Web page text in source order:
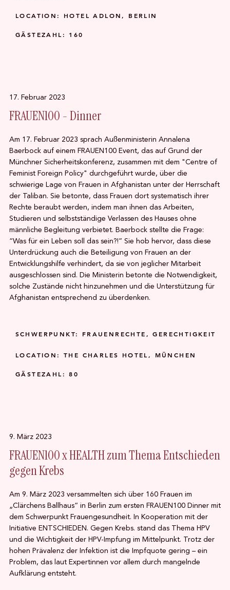
LOCATION: HOTEL ADLON, BERLIN
GÄSTEZAHL: 160
17. Februar 2023
FRAUEN100 - Dinner
Am 17. Februar 2023 sprach Außenministerin Annalena
Baerbock auf einem FRAUEN100 Event, das auf Grund der
Münchner Sicherheitskonferenz, zusammen mit dem "Centre of
Feminist Foreign Policy" durchgeführt wurde, über die
schwierige Lage von Frauen in Afghanistan unter der Herrschaft
der Taliban. Sie betonte, dass Frauen dort systematisch ihrer
Rechte beraubt werden, indem man ihnen das Arbeiten,
Studieren und selbstständige Verlassen des Hauses ohne
männliche Begleitung verbietet. Baerbock stellte die Frage:
“Was für ein Leben soll das sein?!” Sie hob hervor, dass diese
Unterdrückung auch die Beteiligung von Frauen an der
Entwicklungshilfe verhindert, da sie von jeglicher Mitarbeit
ausgeschlossen sind. Die Ministerin betonte die Notwendigkeit,
solche Zustände nicht hinzunehmen und die Unterstützung für
Afghanistan entsprechend zu überdenken.
SCHWERPUNKT: FRAUENRECHTE, GERECHTIGKEIT
LOCATION: THE CHARLES HOTEL, MÜNCHEN
GÄSTEZAHL: 80
9. März 2023
FRAUEN100 x HEALTH zum Thema Entschieden
gegen Krebs
Am 9. März 2023 versammelten sich über 160 Frauen im
„Clärchens Ballhaus“ in Berlin zum ersten FRAUEN100 Dinner mit
dem Schwerpunkt Frauengesundheit. In Kooperation mit der
Initiative ENTSCHIEDEN. Gegen Krebs. stand das Thema HPV
und die Wichtigkeit der HPV-Impfung im Mittelpunkt. Trotz der
hohen Prävalenz der Infektion ist die Impfquote gering – ein
Problem, das laut Expertinnen vor allem durch mangelnde
Aufklärung entsteht.